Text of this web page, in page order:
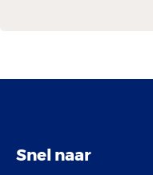
Snel naar